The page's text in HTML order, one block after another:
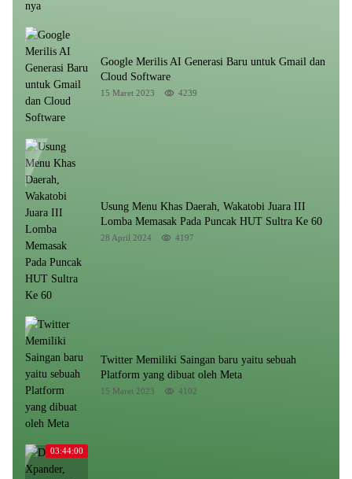
Google Merilis AI Generasi Baru untuk Gmail dan
Cloud Software
15 Maret 2023 4239
Usung Menu Khas Daerah, Wakatobi Juara III
Lomba Memasak Pada Puncak HUT Sultra Ke 60
28 April 2024 4197
Twitter Memiliki Saingan baru yaitu sebuah
Platform yang dibuat oleh Meta
15 Maret 2023 4102
03:44:00